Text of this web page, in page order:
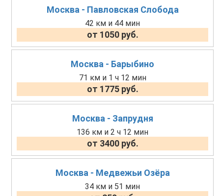
Москва - Павловская Слобода
42 км и 44 мин
от 1050 руб.
Москва - Барыбино
71 км и 1 ч 12 мин
от 1775 руб.
Москва - Запрудня
136 км и 2 ч 12 мин
от 3400 руб.
Москва - Медвежьи Озёра
34 км и 51 мин